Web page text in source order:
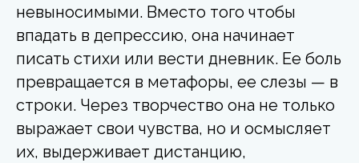
невыносимыми. Вместо того чтобы
впадать в депрессию, она начинает
писать стихи или вести дневник. Ее боль
превращается в метафоры, ее слезы — в
строки. Через творчество она не только
выражает свои чувства, но и осмысляет
их, выдерживает дистанцию,